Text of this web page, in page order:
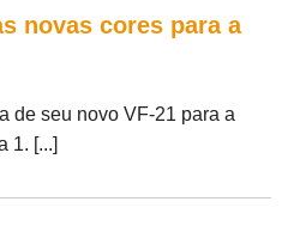
novas cores para a
de seu novo VF-21 para a
1. [...]